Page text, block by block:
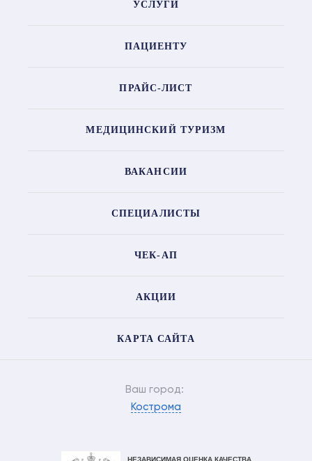
УСЛУГИ
ПАЦИЕНТУ
ПРАЙС-ЛИСТ
МЕДИЦИНСКИЙ ТУРИЗМ
ВАКАНСИИ
СПЕЦИАЛИСТЫ
ЧЕК-АП
АКЦИИ
КАРТА САЙТА
Ваш город:
Кострома